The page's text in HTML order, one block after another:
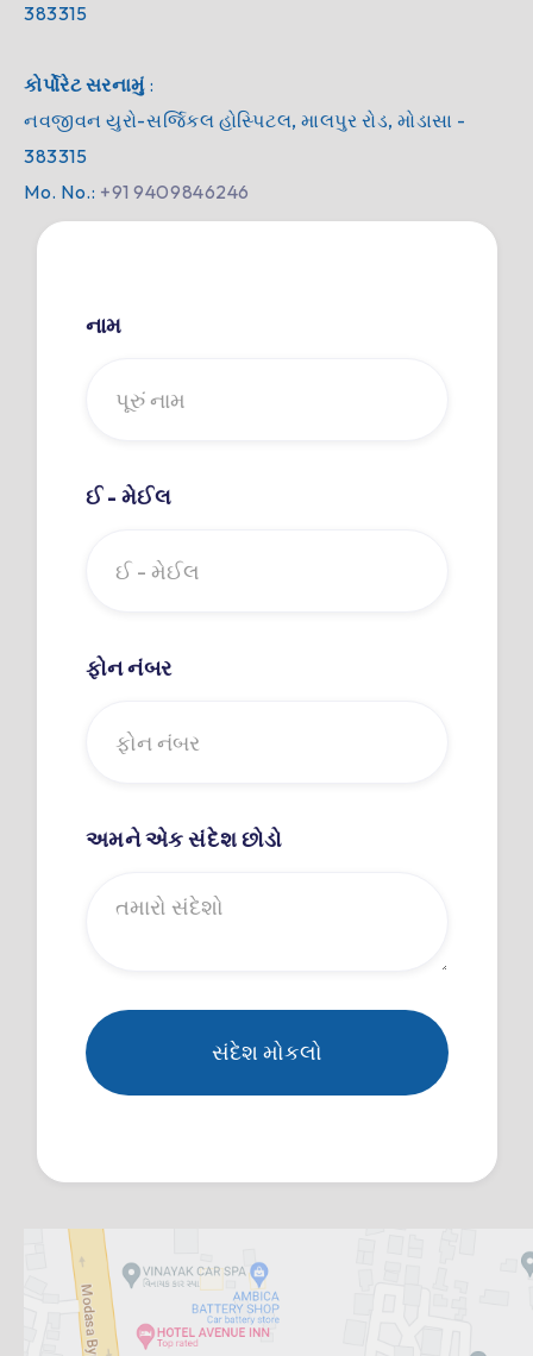
383315
કોર્પોરેટ સરનામું :
નવજીવન યુરો-સર્જિકલ હોસ્પિટલ, માલપુર રોડ, મોડાસા -
383315
Mo. No.: +91 9409846246
નામ
ઈ - મેઈલ
ફોન નંબર
અમને એક સંદેશ છોડો